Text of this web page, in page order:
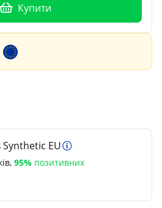
Купити
EU
, 95% позитивних